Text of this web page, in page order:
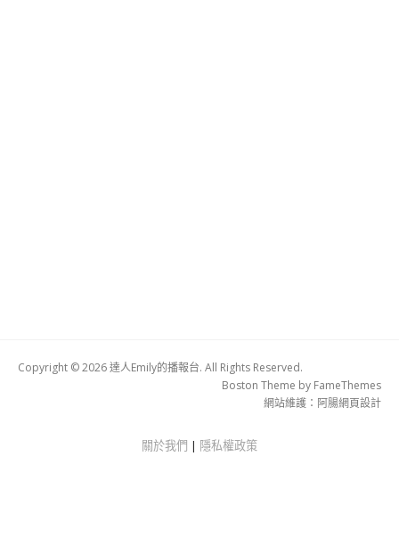
Copyright © 2026 達人Emily的播報台. All Rights Reserved.
Boston Theme by FameThemes
網站維護： 阿腸網頁設計
關於我們 | 隱私權政策